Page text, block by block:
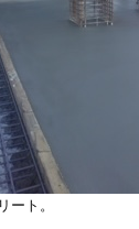
ート。